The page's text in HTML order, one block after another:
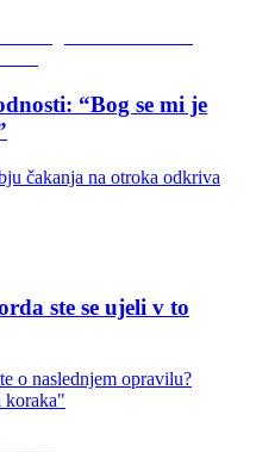
“Bog se mi je
čakanja na otroka odkriva
ste se ujeli v to
o naslednjem opravilu?
koraka"